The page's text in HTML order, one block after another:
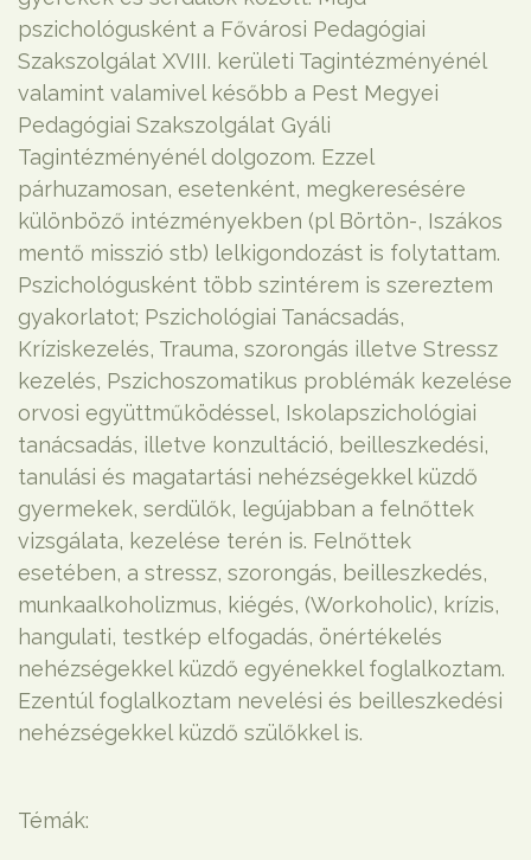
pszichológusként a Fővárosi Pedagógiai
Szakszolgálat XVIII. kerületi Tagintézményénél
valamint valamivel később a Pest Megyei
Pedagógiai Szakszolgálat Gyáli
Tagintézményénél dolgozom. Ezzel
párhuzamosan, esetenként, megkeresésére
különböző intézményekben (pl Börtön-, Iszákos
mentő misszió stb) lelkigondozást is folytattam.
Pszichológusként több szintérem is szereztem
gyakorlatot; Pszichológiai Tanácsadás,
Kríziskezelés, Trauma, szorongás illetve Stressz
kezelés, Pszichoszomatikus problémák kezelése
orvosi együttműködéssel, Iskolapszichológiai
tanácsadás, illetve konzultáció, beilleszkedési,
tanulási és magatartási nehézségekkel küzdő
gyermekek, serdülők, legújabban a felnőttek
vizsgálata, kezelése terén is. Felnőttek
esetében, a stressz, szorongás, beilleszkedés,
munkaalkoholizmus, kiégés, (Workoholic), krízis,
hangulati, testkép elfogadás, önértékelés
nehézségekkel küzdő egyénekkel foglalkoztam.
Ezentúl foglalkoztam nevelési és beilleszkedési
nehézségekkel küzdő szülőkkel is.
Témák: